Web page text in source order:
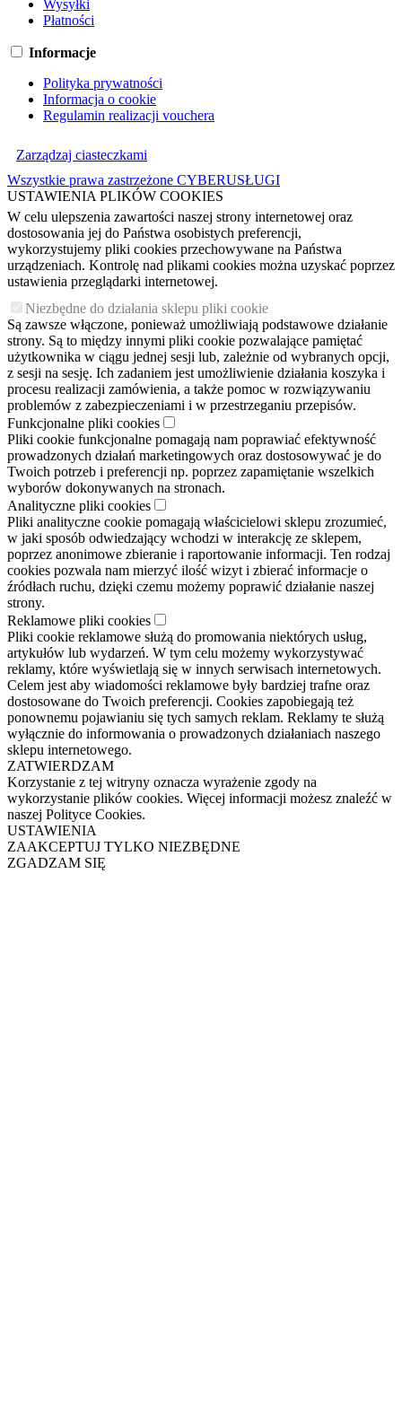
Wysyłki
Płatności
Informacje
Polityka prywatności
Informacja o cookie
Regulamin realizacji vouchera
Zarządzaj ciasteczkami
Wszystkie prawa zastrzeżone CYBERUSŁUGI
USTAWIENIA PLIKÓW COOKIES
W celu ulepszenia zawartości naszej strony internetowej oraz
dostosowania jej do Państwa osobistych preferencji,
wykorzystujemy pliki cookies przechowywane na Państwa
urządzeniach. Kontrolę nad plikami cookies można uzyskać poprzez
ustawienia przeglądarki internetowej.
Niezbędne do działania sklepu pliki cookie
Są zawsze włączone, ponieważ umożliwiają podstawowe działanie
strony. Są to między innymi pliki cookie pozwalające pamiętać
użytkownika w ciągu jednej sesji lub, zależnie od wybranych opcji,
z sesji na sesję. Ich zadaniem jest umożliwienie działania koszyka i
procesu realizacji zamówienia, a także pomoc w rozwiązywaniu
problemów z zabezpieczeniami i w przestrzeganiu przepisów.
Funkcjonalne pliki cookies
Pliki cookie funkcjonalne pomagają nam poprawiać efektywność
prowadzonych działań marketingowych oraz dostosowywać je do
Twoich potrzeb i preferencji np. poprzez zapamiętanie wszelkich
wyborów dokonywanych na stronach.
Analityczne pliki cookies
Pliki analityczne cookie pomagają właścicielowi sklepu zrozumieć,
w jaki sposób odwiedzający wchodzi w interakcję ze sklepem,
poprzez anonimowe zbieranie i raportowanie informacji. Ten rodzaj
cookies pozwala nam mierzyć ilość wizyt i zbierać informacje o
źródłach ruchu, dzięki czemu możemy poprawić działanie naszej
strony.
Reklamowe pliki cookies
Pliki cookie reklamowe służą do promowania niektórych usług,
artykułów lub wydarzeń. W tym celu możemy wykorzystywać
reklamy, które wyświetlają się w innych serwisach internetowych.
Celem jest aby wiadomości reklamowe były bardziej trafne oraz
dostosowane do Twoich preferencji. Cookies zapobiegają też
ponownemu pojawianiu się tych samych reklam. Reklamy te służą
wyłącznie do informowania o prowadzonych działaniach naszego
sklepu internetowego.
ZATWIERDZAM
Korzystanie z tej witryny oznacza wyrażenie zgody na
wykorzystanie plików cookies. Więcej informacji możesz znaleźć w
naszej Polityce Cookies.
USTAWIENIA
ZAAKCEPTUJ TYLKO NIEZBĘDNE
ZGADZAM SIĘ